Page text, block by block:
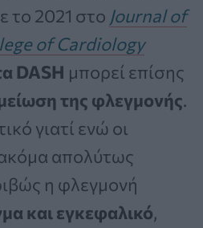
το 2021 στο Journal of
of Cardiology
DASH μπορεί επίσης
της φλεγμονής.
γιατί ενώ οι
ακόμα απολύτως
η φλεγμονή
και εγκεφαλικό,